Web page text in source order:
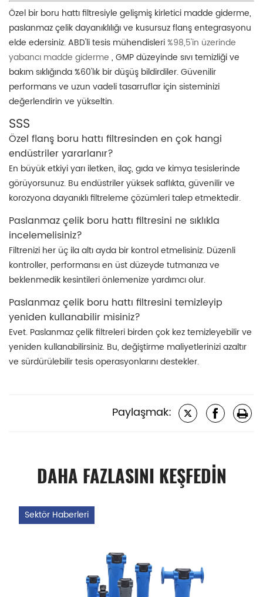
Özel bir boru hattı filtresiyle gelişmiş kirletici madde giderme,
paslanmaz çelik dayanıklılığı ve kusursuz flanş entegrasyonu
elde edersiniz. ABD'li tesis mühendisleri%98,5'in üzerinde
yabancı madde giderme , GMP düzeyinde sıvı temizliği ve
bakım sıklığında %60'lık bir düşüş bildirdiler. Güvenilir
performans ve uzun vadeli tasarruflar için sisteminizi
değerlendirin ve yükseltin.
SSS
Özel flanş boru hattı filtresinden en çok hangi
endüstriler yararlanır?
En büyük etkiyi yarı iletken, ilaç, gıda ve kimya tesislerinde
görüyorsunuz. Bu endüstriler yüksek saflıkta, güvenilir ve
korozyona dayanıklı filtreleme çözümleri talep etmektedir.
Paslanmaz çelik boru hattı filtresini ne sıklıkla
incelemelisiniz?
Filtrenizi her üç ila altı ayda bir kontrol etmelisiniz. Düzenli
kontroller, performansı en üst düzeyde tutmanıza ve
beklenmedik kesintileri önlemenize yardımcı olur.
Paslanmaz çelik boru hattı filtresini temizleyip
yeniden kullanabilir misiniz?
Evet. Paslanmaz çelik filtreleri birden çok kez temizleyebilir ve
yeniden kullanabilirsiniz. Bu, değiştirme maliyetlerinizi azaltır
ve sürdürülebilir tesis operasyonlarını destekler.
Paylaşmak:
DAHA FAZLASINI KEŞFEDİN
Sektör Haberleri